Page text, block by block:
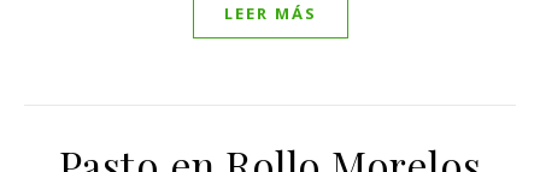
LEER MÁS